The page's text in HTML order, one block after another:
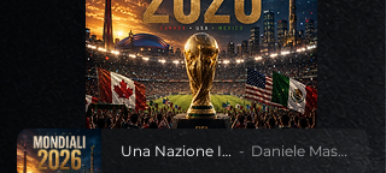
Una Nazione Intera Daniele Mastracci